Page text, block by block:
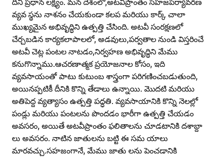
వ్యవ స్థను నాశనం చేయకుండా కలప మరియు కార్క్‌ చాలా
ముఖ్యమైన అభివృద్ధిని ఉత్పత్తి చేసింది. అటవీ సంరక్షణలో
చేర్చబడిన కార్యకలాపాలలో, అడవులు,పర్వతాల నుండి విస్తరించే
అటవీ చెట్ల పంటల నాటడం,నిర్వహణ అభివృద్ధిని మేము
కనుగొన్నాము.ఆచరణాత్మక ప్రయోజనాల కోసం, ఇది
వ్యవసాయంతో పాటు కుటుంబ శాస్త్రంగా పరిగణించబడుతుంది,
అయినప్పటికీ దీనికి కొన్ని తేడాలు ఉన్నాయి. మొదటి మరియు
అతిపెద్ద వ్యత్యాసం ఉత్పత్తి పద్ధతి. వ్యవసాయానికి కొన్ని నెలల్లో
పండ్లు మరియు పంటలను పొందడం భారీగా ఉత్పత్తి చేయడం
అవసరం, అయితే అటవీప్రాంతం ఫలితాలను చూడటానికి దశాబ్దా
లు అవసరం. నాటిన జాతులను బట్టి ఈ సమ యాలు
మారవచ్చు.సహజంగానే, మేము జాతు లను పెంచడానికి